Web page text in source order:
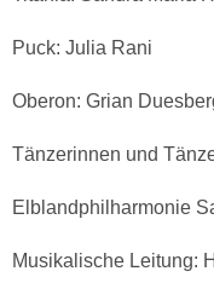
Puck: Julia Rani
Oberon: Grian
Tänzerinnen und
Elblandphilharmonie
Musikalische Leitung: